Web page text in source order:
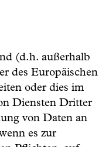
(d.h. außerhalb
des Europäischen
oder dies im
Diensten Dritter
von Daten an
es zur